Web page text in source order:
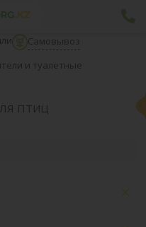
Самовывоз
и туалетные
ПТИЦ